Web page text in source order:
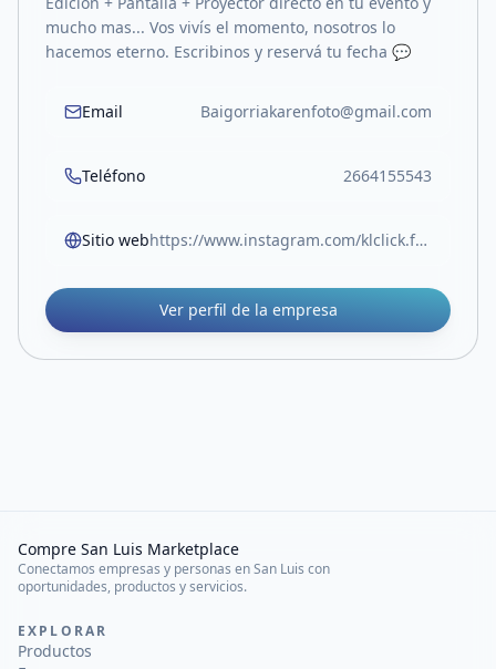
mucho mas... Vos vivís el momento, nosotros lo
hacemos eterno. Escribinos y reservá tu fecha 💬
Email Baigorriakarenfoto@gmail.com
Teléfono 2664155543
Sitio web https://www.instagram.com/klclick.fotografia?igsh=b3RvcWhobW5wNGV5
Ver perfil de la empresa
Compre San Luis Marketplace
Conectamos empresas y personas en San Luis con
oportunidades, productos y servicios.
EXPLORAR
Productos